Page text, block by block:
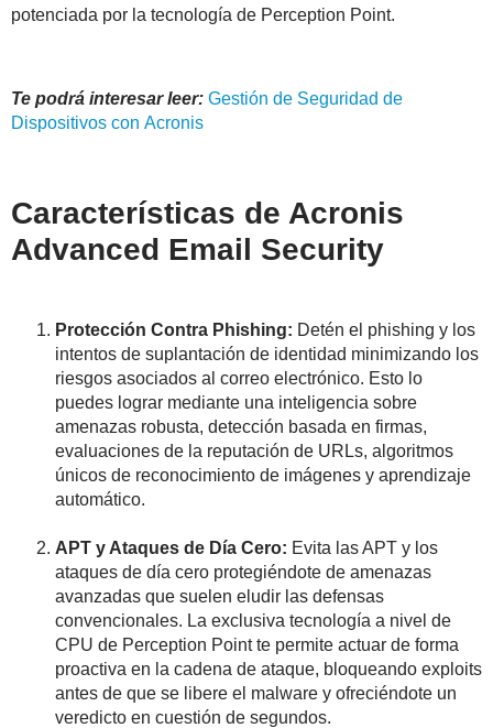
potenciada por la tecnología de Perception Point.
Te podrá interesar leer: Gestión de Seguridad de
Dispositivos con Acronis
Características de Acronis
Advanced Email Security
Protección Contra Phishing: Detén el phishing y los
intentos de suplantación de identidad minimizando los
riesgos asociados al correo electrónico. Esto lo
puedes lograr mediante una inteligencia sobre
amenazas robusta, detección basada en firmas,
evaluaciones de la reputación de URLs, algoritmos
únicos de reconocimiento de imágenes y aprendizaje
automático.
APT y Ataques de Día Cero: Evita las APT y los
ataques de día cero protegiéndote de amenazas
avanzadas que suelen eludir las defensas
convencionales. La exclusiva tecnología a nivel de
CPU de Perception Point te permite actuar de forma
proactiva en la cadena de ataque, bloqueando exploits
antes de que se libere el malware y ofreciéndote un
veredicto en cuestión de segundos.